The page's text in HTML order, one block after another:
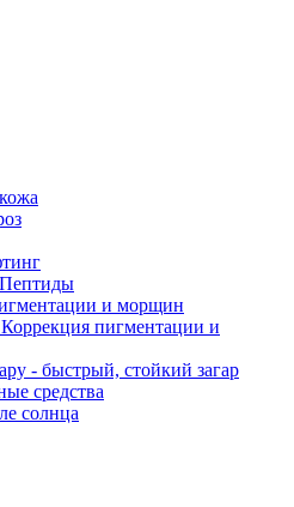
и морщин
пигментации и
- быстрый, стойкий загар
средства
солнца